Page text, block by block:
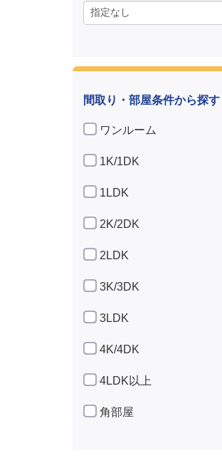
間取り・部屋条件から探す
ワンルーム
1K/1DK
1LDK
2K/2DK
2LDK
3K/3DK
3LDK
4K/4DK
4LDK以上
角部屋